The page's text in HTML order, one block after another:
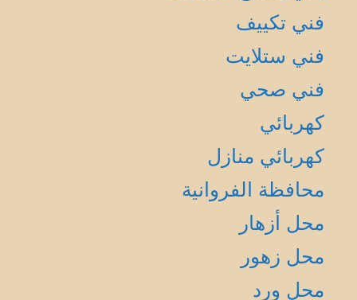
فني تكييف
فني ستلايت
فني صحي
كهربائي
كهربائي منازل
محافظة الفروانية
محل أزهار
محل زهور
محل ورد